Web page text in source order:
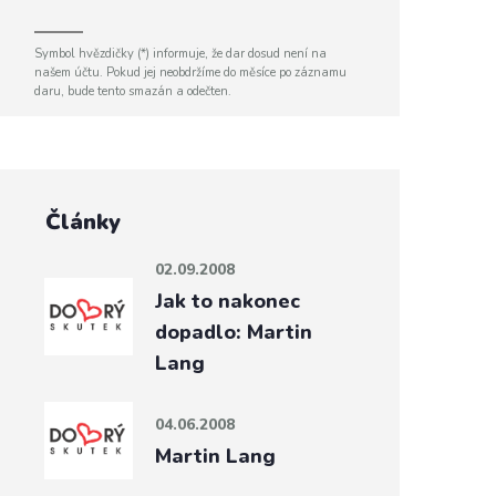
Symbol hvězdičky (*) informuje, že dar dosud není na
našem účtu. Pokud jej neobdržíme do měsíce po záznamu
daru, bude tento smazán a odečten.
Články
02.09.2008
Jak to nakonec
dopadlo: Martin
Lang
04.06.2008
Martin Lang